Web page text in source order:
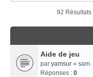
92 Résultats
Aide de jeu
par yamsur »
Réponses : 0